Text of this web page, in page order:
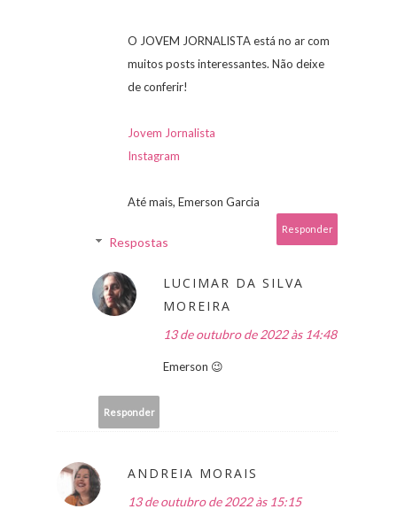
O JOVEM JORNALISTA está no ar com
muitos posts interessantes. Não deixe
de conferir!
Jovem Jornalista
Instagram
Até mais, Emerson Garcia
Responder
Respostas
LUCIMAR DA SILVA
MOREIRA
13 de outubro de 2022 às 14:48
Emerson 😉
Responder
ANDREIA MORAIS
13 de outubro de 2022 às 15:15